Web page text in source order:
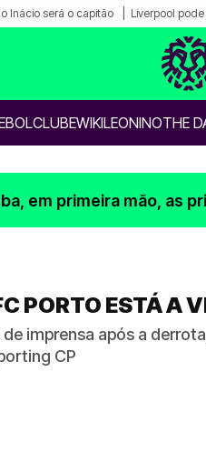
Inácio será o capitão Liverpool
CLUBEWIKILEONINOTHE
em primeira mão, as
PORTO ESTÁ A
imprensa após a
CP